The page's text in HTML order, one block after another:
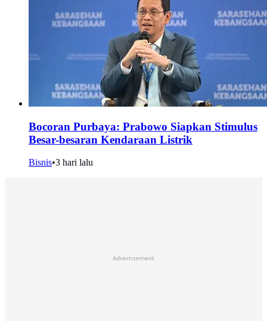
Bocoran Purbaya: Prabowo Siapkan Stimulus
Besar-besaran Kendaraan Listrik
Bisnis•3 hari lalu
Advertisement